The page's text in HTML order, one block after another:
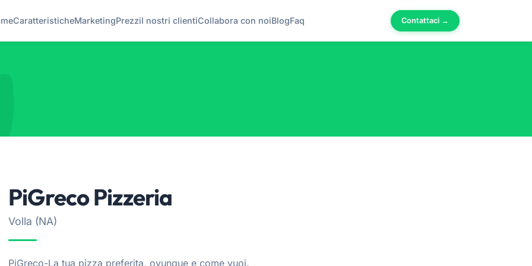
CaratteristicheMarketingPrezziI nostri clientiCollabora con noiBlogFaq Contattaci →
PiGreco Pizzeria
Volla (NA)
PiGreco-La tua pizza preferita, ovunque e come vuoi.